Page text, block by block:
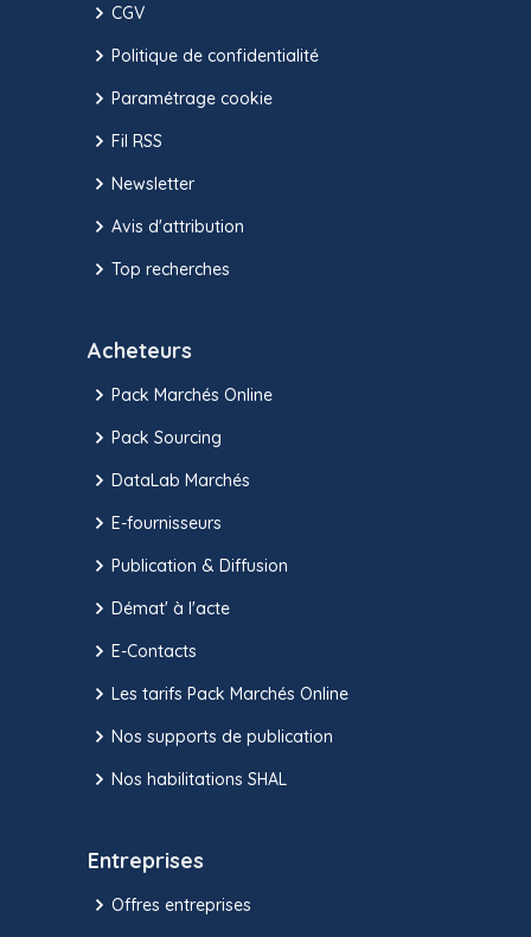
CGV
Politique de confidentialité
Paramétrage cookie
Fil RSS
Newsletter
Avis d'attribution
Top recherches
Acheteurs
Pack Marchés Online
Pack Sourcing
DataLab Marchés
E-fournisseurs
Publication & Diffusion
Démat' à l'acte
E-Contacts
Les tarifs Pack Marchés Online
Nos supports de publication
Nos habilitations SHAL
Entreprises
Offres entreprises